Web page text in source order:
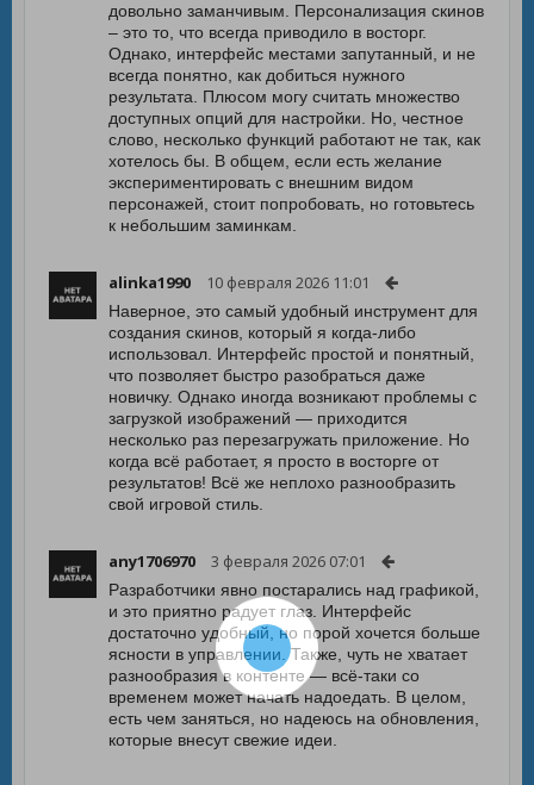
довольно заманчивым. Персонализация скинов
– это то, что всегда приводило в восторг.
Однако, интерфейс местами запутанный, и не
всегда понятно, как добиться нужного
результата. Плюсом могу считать множество
доступных опций для настройки. Но, честное
слово, несколько функций работают не так, как
хотелось бы. В общем, если есть желание
экспериментировать с внешним видом
персонажей, стоит попробовать, но готовьтесь
к небольшим заминкам.
alinka1990 10 февраля 2026 11:01
Наверное, это самый удобный инструмент для
создания скинов, который я когда-либо
использовал. Интерфейс простой и понятный,
что позволяет быстро разобраться даже
новичку. Однако иногда возникают проблемы с
загрузкой изображений — приходится
несколько раз перезагружать приложение. Но
когда всё работает, я просто в восторге от
результатов! Всё же неплохо разнообразить
свой игровой стиль.
any1706970 3 февраля 2026 07:01
Разработчики явно постарались над графикой,
и это приятно радует глаз. Интерфейс
достаточно удобный, но порой хочется больше
ясности в управлении. Также, чуть не хватает
разнообразия в контенте — всё-таки со
временем может начать надоедать. В целом,
есть чем заняться, но надеюсь на обновления,
которые внесут свежие идеи.